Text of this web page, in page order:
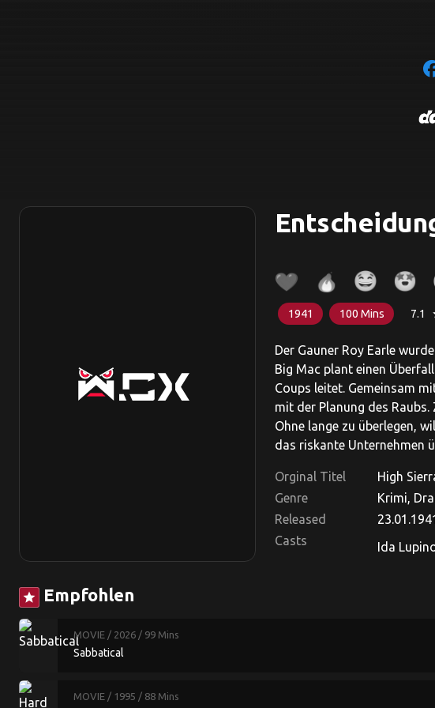
1941 100 Mins 7.1
Der Gauner Roy Earle
Big Mac plant einen
Coups leitet. Gemeinsam
mit der Planung des
Ohne lange zu überlegen,
das riskante Unternehmen
Orginal Titel
High
Genre
Krimi,
Released
Casts
Ida
star Empfohlen
MOVIE / 2026 / 99 Mins
Sabbatical
MOVIE / 1995 / 88 Mins